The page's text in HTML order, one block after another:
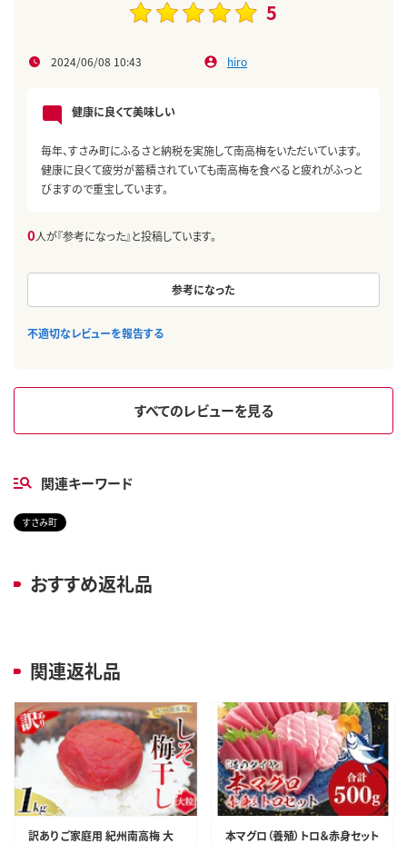
5
2024/06/08 10:43 hiro
健康に良くて美味しい
毎年、すさみ町にふるさと納税を実施して南高梅をいただいています。
健康に良くて疲労が蓄積されていても南高梅を食べると疲れがふっと
びますので重宝しています。
0人が『参考になった』と投稿しています。
参考になった
不適切なレビューを報告する
すべてのレビューを見る
関連キーワード
すさみ町
おすすめ返礼品
関連返礼品
訳あり ご家庭用 紀州南高梅 大
本マグロ（養殖）トロ＆赤身セット